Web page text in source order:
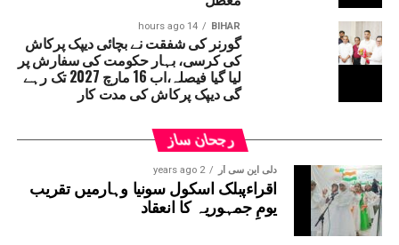
پر کیسے فائز ہیں۔‘‘ دراصل آئین کے مطابق اگر کوئی شخص
وزیر بنتا ہے تو 6 مہینے کے اندر اس کا اسمبلی یا
قانون ساز کونسل کا رکن بننا لازمی ہے۔ ایسا نہ
ہونے پر متعلقہ شخص کو وزارتی عہدہ چھوڑنا پڑ
BIHAR
14 hours ago
گورنر کی شفقت نے بچائی دیپک پرکاش
کی کرسی، بہار حکومت کی سفارش پر
لیا گیا فیصلہ،اب 16 مارچ 2027 تک رہے
گی دیپک پرکاش کی مدت کار
رجحان ساز
دلی این سی آر 2 years ago
اقراءپبلک اسکول سونیا وہارمیں تقریب
یومِ جمہوریہ کا انعقاد